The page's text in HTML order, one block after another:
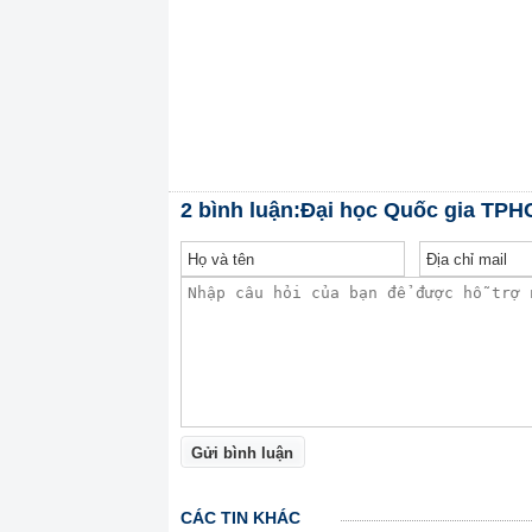
2 bình luận:Đại học Quốc gia
Gửi bình luận
CÁC TIN KHÁC